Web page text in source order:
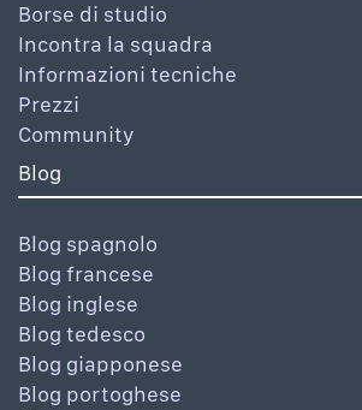
Borse di studio
Incontra la squadra
Informazioni tecniche
Prezzi
Community
Blog
Blog spagnolo
Blog francese
Blog inglese
Blog tedesco
Blog giapponese
Blog portoghese